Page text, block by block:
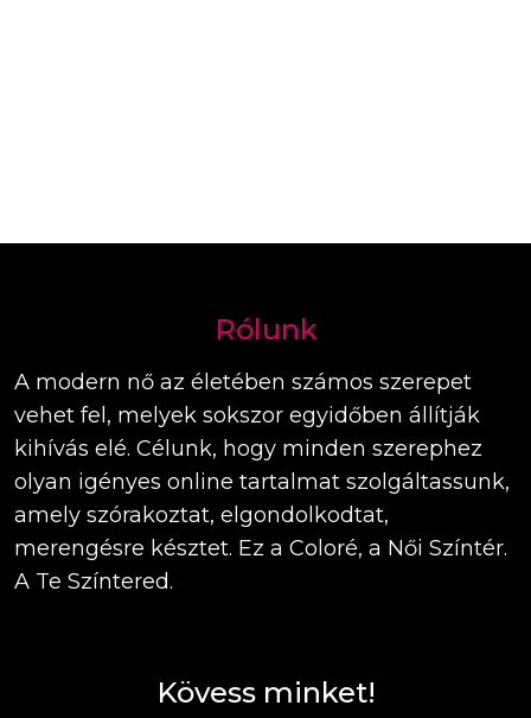
Rólunk
A modern nő az életében számos szerepet
vehet fel, melyek sokszor egyidőben állítják
kihívás elé. Célunk, hogy minden szerephez
olyan igényes online tartalmat szolgáltassunk,
amely szórakoztat, elgondolkodtat,
merengésre késztet. Ez a Coloré, a Női Színtér.
A Te Színtered.
Kövess minket!